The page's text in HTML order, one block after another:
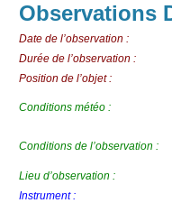
Observations
Date de l’observation :
Durée de l’observation :
Position de l’objet :
Conditions météo :
Conditions de l’observation :
Lieu d’observation :
Instrument :